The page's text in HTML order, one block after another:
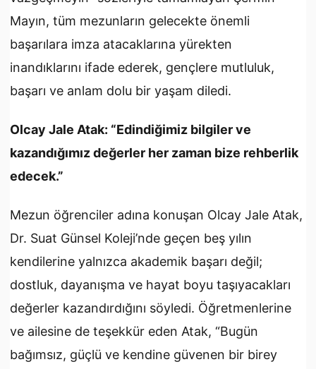
Mayın, tüm mezunların gelecekte önemli
başarılara imza atacaklarına yürekten
inandıklarını ifade ederek, gençlere mutluluk,
başarı ve anlam dolu bir yaşam diledi.
Olcay Jale Atak: “Edindiğimiz bilgiler ve
kazandığımız değerler her zaman bize rehberlik
edecek.”
Mezun öğrenciler adına konuşan Olcay Jale Atak,
Dr. Suat Günsel Koleji’nde geçen beş yılın
kendilerine yalnızca akademik başarı değil;
dostluk, dayanışma ve hayat boyu taşıyacakları
değerler kazandırdığını söyledi. Öğretmenlerine
ve ailesine de teşekkür eden Atak, “Bugün
bağımsız, güçlü ve kendine güvenen bir birey